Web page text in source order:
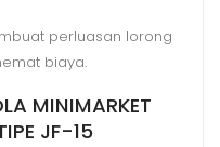
perluasan lorong
biaya.
MINIMARKET
JF-15